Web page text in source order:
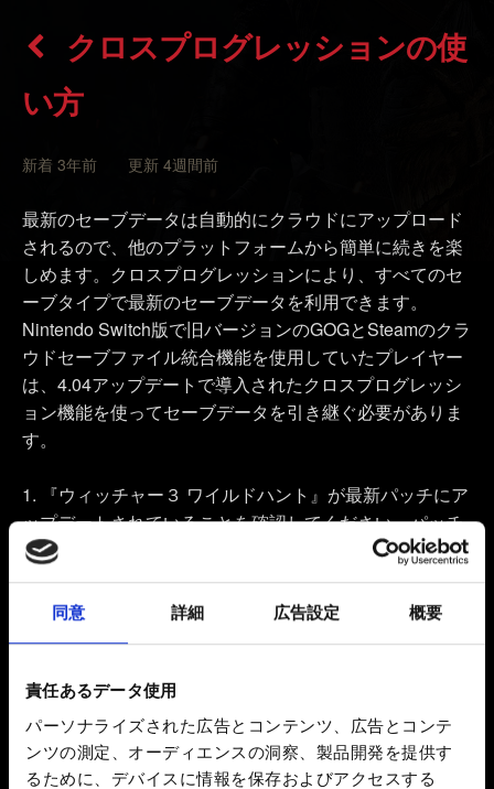
同意 詳細 広告設定 概要
責任あるデータ使用
パーソナライズされた広告とコンテンツ、広告とコンテ
ンツの測定、オーディエンスの洞察、製品開発を提供す
るために、デバイスに情報を保存およびアクセスする
クロスプログレッションの使
い方
新着 3年前 更新 4週間前
最新のセーブデータは自動的にクラウドにアップロード
されるので、他のプラットフォームから簡単に続きを楽
しめます。クロスプログレッションにより、すべてのセ
ーブタイプで最新のセーブデータを利用できます。
Nintendo Switch版で旧バージョンのGOGとSteamのクラ
ウドセーブファイル統合機能を使用していたプレイヤー
は、4.04アップデートで導入されたクロスプログレッシ
ョン機能を使ってセーブデータを引き継ぐ必要がありま
す。
『ウィッチャー３ ワイルドハント』が最新パッチにア
ップデートされていることを確認してください。パッチ
のバージョンは、ゲームのメインメニューでタイトルの
下に表示されます。
My Rewards
を選択してください。
カウントに接続します。
接続すると、デフォルトでクロスプログレッションが
有効になります。「オプション」→「ゲームプレイ」
→「クロスプログレッション」でオン/オフを切り替える